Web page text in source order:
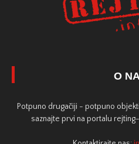
O
Potpuno drugačiji - potpuno
saznajte prvi na portalu